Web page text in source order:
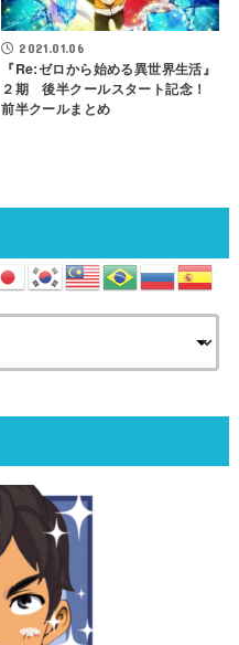
2021.01.06
『Re:ゼロから始める異世界生活』
２期 後半クールスタート記念！
前半クールまとめ